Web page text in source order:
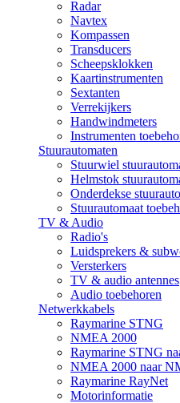
Radar
Navtex
Kompassen
Transducers
Scheepsklokken
Kaartinstrumenten
Sextanten
Verrekijkers
Handwindmeters
Instrumenten
Stuurautomaten
Stuurwiel
Helmstok
Onderdekse
Stuurautomaat
TV & Audio
Radio's
Luidsprekers &
Versterkers
TV & audio antennes
Audio toebehoren
Netwerkkabels
Raymarine STNG
NMEA 2000
Raymarine STNG
NMEA 2000 naar
Raymarine RayNet
Motorinformatie